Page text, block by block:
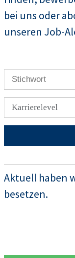
bei uns oder
unseren Job-
Karrierelevel
Aktuell haben
besetzen.